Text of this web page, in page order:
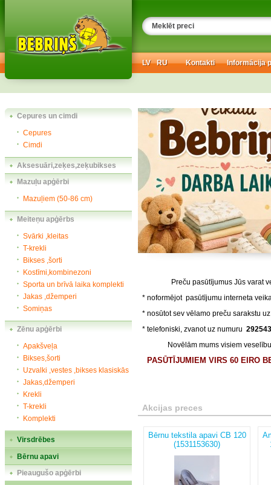
LV RU Informācija
Kontakti
Cepures un cimdi
Cepures
Cimdi
Aksesuāri,zeķes,zeķubikses
Mazuļu apģērbi
Mazuļiem (50-86 cm)
Meiteņu apģērbs
Svārki ,kleitas
T-krekli
Bikses ,šorti
Kostīmi,kombinezoni
Sporta un brīvā laika komplekti
Jakas ,džemperi
Somiņas
Zēnu apģērbi
Apakšveļa
Bikses,šorti
Uzvalki ,vestes ,bikses klasiskās
Jakas,džemperi
Krekli
T-krekli
Komplekti
Virsdrēbes
Bērnu apavi
Pieaugušo apģērbi
Preču pasūtījumus Jūs varat
* noformējot pasūtījumu interneta
* nosūtot sev vēlamo preču sarakstu
* telefoniski, zvanot uz numuru
Novēlām mums visiem veselību
PASŪTĪJUMIEM VIRS 60 EIRO
Akcijas preces
Bērnu tekstila apavi CB 120
(1531153630)